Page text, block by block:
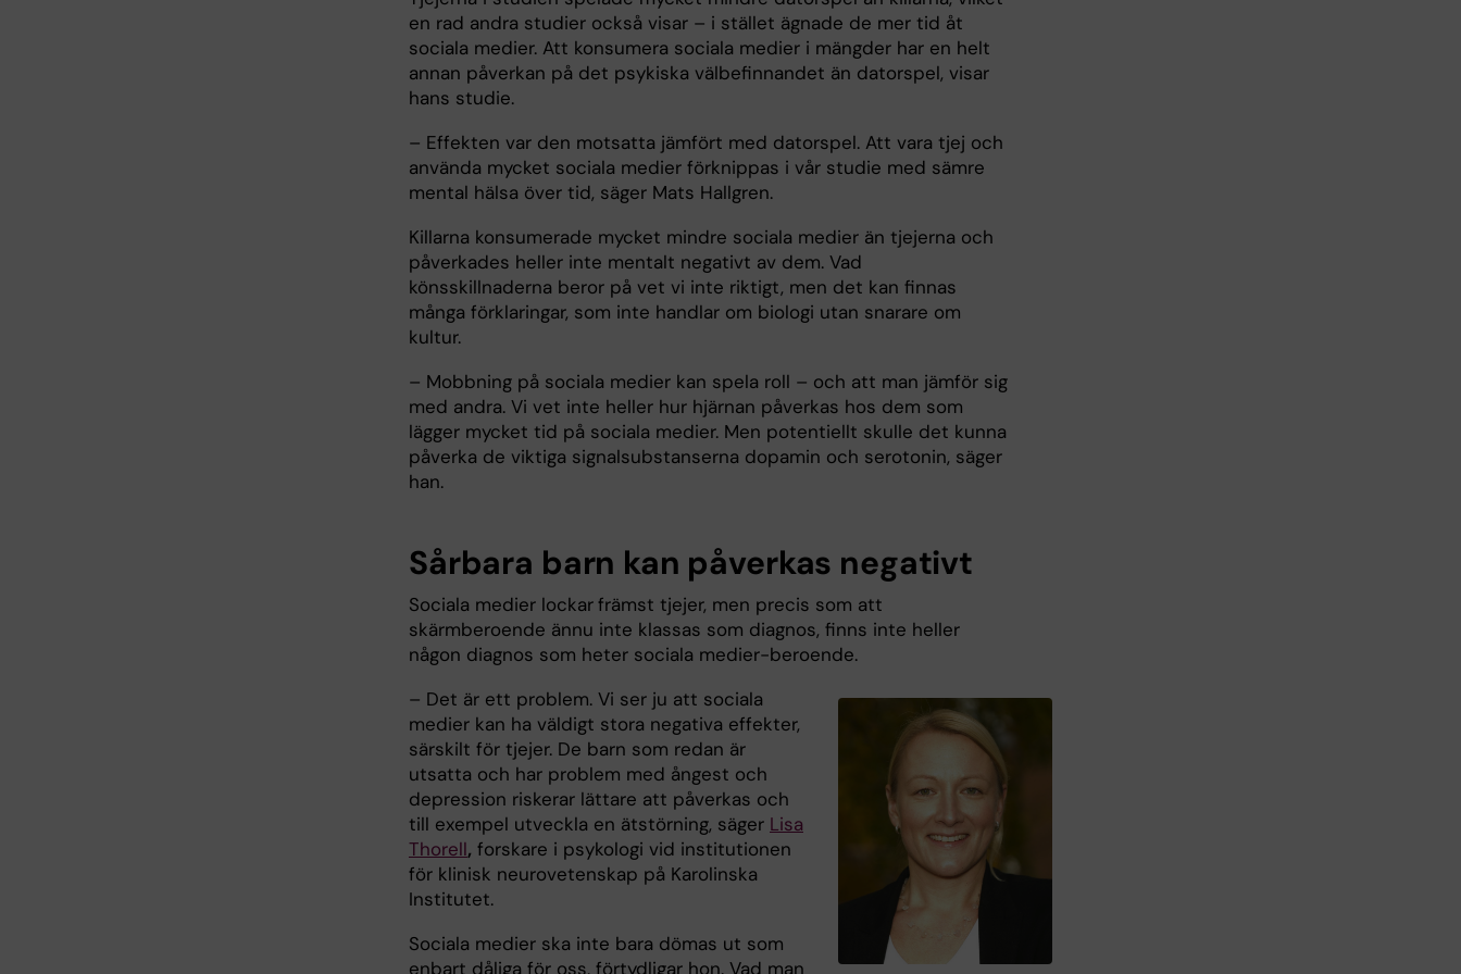
en rad andra studier också visar – i stället ägnade de mer tid åt
sociala medier. Att konsumera sociala medier i mängder har en helt
annan påverkan på det psykiska välbefinnandet än datorspel, visar
hans studie.
– Effekten var den motsatta jämfört med datorspel. Att vara tjej och
använda mycket sociala medier förknippas i vår studie med sämre
mental hälsa över tid, säger Mats Hallgren.
Killarna konsumerade mycket mindre sociala medier än tjejerna och
påverkades heller inte mentalt negativt av dem. Vad
könsskillnaderna beror på vet vi inte riktigt, men det kan finnas
många förklaringar, som inte handlar om biologi utan snarare om
kultur.
– Mobbning på sociala medier kan spela roll – och att man jämför sig
med andra. Vi vet inte heller hur hjärnan påverkas hos dem som
lägger mycket tid på sociala medier. Men potentiellt skulle det kunna
påverka de viktiga signalsubstanserna dopamin och serotonin, säger
han.
Sårbara barn kan påverkas negativt
Sociala medier lockarfrämst tjejer, men precis som att
skärmberoende ännu inte klassas som diagnos, finns inte heller
någon diagnos som heter sociala medier-beroende.
– Det är ett problem. Vi ser ju att sociala
medier kan ha väldigt stora negativa effekter,
särskilt för tjejer. De barn som redan är
utsatta och har problem med ångest och
depression riskerar lättare att påverkas och
till exempel utveckla en ätstörning, säger Lisa
Thorell, forskare i psykologi vid institutionen
för klinisk neurovetenskap på Karolinska
Institutet.
Sociala medier ska inte bara dömas ut som
enbart dåliga för oss, förtydligar hon. Vad man